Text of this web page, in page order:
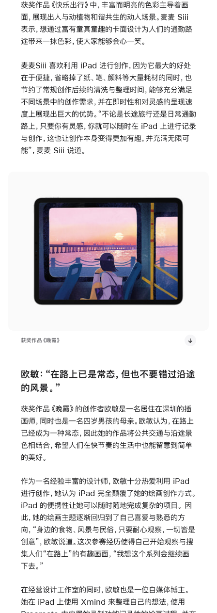
获奖作品《快乐出行》中，丰富而明亮的色彩主导着画
面，展现出人与动植物和谐共生的动人场景。麦麦 Siii
表示，想通过富有童真童趣的卡面设计为人们的通勤路
途带来一抹色彩，使大家能够会心一笑。
麦麦Siii 喜欢利用 iPad 进行创作，因为它最大的好处
在于便捷，省略掉了纸、笔、颜料等大量耗材的同时，也
节约了常规创作后续的清洗与整理时间，能够充分满足
不同场景中的创作需求，并在即时性和对灵感的呈现速
度上展现出巨大的优势。“不论是长途旅行还是日常通勤
路上，只要你有灵感，你就可以随时在 iPad 上进行记录
与创作，这也让创作本身变得更加有趣，并充满无限可
能”，麦麦 Siii 说道。
获奖作品《晚霞》
欧敏：“在路上已是常态，但也不要错过沿途
的风景。”
获奖作品《晚霞》的创作者欧敏是一名居住在深圳的插
画师，同时也是一名四岁男孩的母亲。欧敏认为，在路上
已经成为一种常态，因此她的作品将公共交通与沿途景
色相结合，希望人们在快节奏的生活中也能留意到简单
的美好。
作为一名经验丰富的设计师，欧敏十分热爱利用 iPad
进行创作，她认为 iPad 完全颠覆了她的绘画创作方式。
iPad 的便携性让她可以随时随地完成复杂的项目。 因
此，她的绘画主题逐渐回归到了自己喜爱与熟悉的方
向，“身边的食物、风景与民俗，只要耐心观察，一切皆是
创意”，欧敏说道。这次参赛经历使得自己开始观察与搜
集人们“在路上”的有趣画面，“我想这个系列会继续画
下去。”
在经营设计工作室的同时，欧敏也是一位自媒体博主。
她在 iPad 上使用 Xmind 来整理自己的想法，使用